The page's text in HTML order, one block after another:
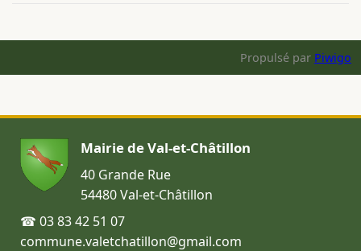
Propulsé par Piwigo
Mairie de Val-et-Châtillon
40 Grande Rue
54480 Val-et-Châtillon
☎ 03 83 42 51 07
commune.valetchatillon@gmail.com